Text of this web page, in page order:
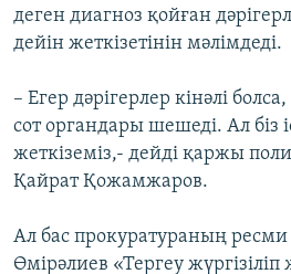
деген диагноз қойған
дейін жеткізетінін мәлімдеді.
– Егер дәрігерлер кінәлі
сот органдары шешеді. Ал біз
жеткіземіз,- дейді қаржы
Қайрат Қожамжаров.
Ал бас прокуратураның ресми
Өмірәлиев «Тергеу жүргізіліп